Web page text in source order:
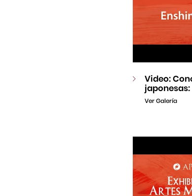
Video:
Ver Galería